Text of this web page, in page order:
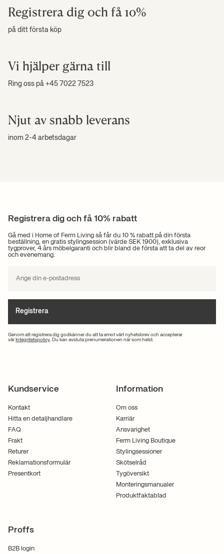
Registrera dig och få 10%
på ditt första köp
Vi hjälper gärna till
Ring oss på +45 7022 7523
Njut av snabb leverans
inom 2-4 arbetsdagar
Registrera dig och få 10% rabatt
Gå med i Home of Ferm Living så får du 10 % rabatt på din första
beställning, en gratis stylingsession (värde SEK 1900), exklusiva
tygprover, 4 års möbelgaranti och blir bland de första att ta del av reor
och evenemang.
Genom att registrera dig godkänner du att ta emot vårt nyhetsbrev och accepterar
vår Integritetspolicy . Du kan avsluta prenumerationen när som helst.
Registrera
Kundservice
Kontakt
Hitta en detaljhandlare
FAQ
Frakt
Returer
Reklamationsformulär
Presentkort
Information
Om oss
Karriär
Ansvarighet
Ferm Living Boutique
Stylingsessioner
Skötselråd
Tygöversikt
Monteringsmanualer
Produktfaktablad
Proffs
B2B login